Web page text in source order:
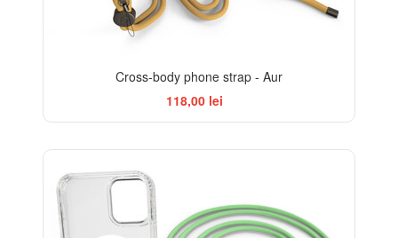
Cross-body phone strap - Aur
118,00 lei